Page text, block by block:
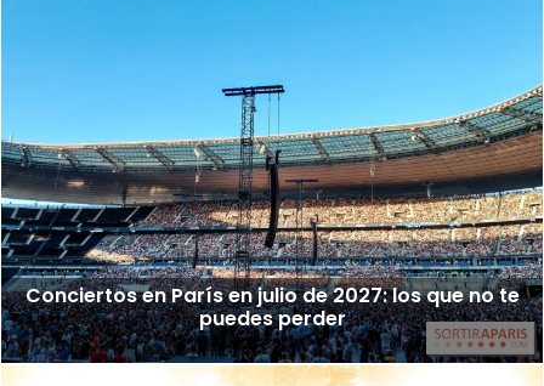
Conciertos en París en julio de 2027: los que no te
puedes perder